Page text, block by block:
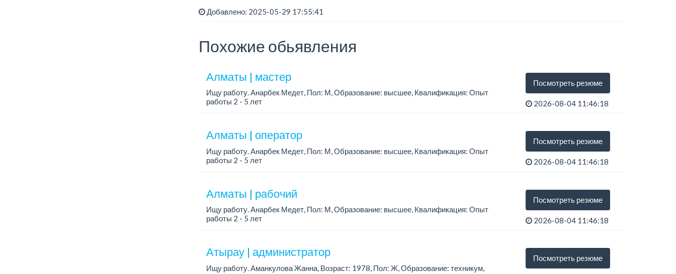
Добавлено: 2025-05-29 17:55:41
Похожие обьявления
Алматы | мастер
Ищу работу. Анарбек Медет, Пол: М, Образование: высшее, Квалификация: Опыт
работы 2 - 5 лет
Посмотреть резюме
2026-08-04 11:46:18
Алматы | оператор
Ищу работу. Анарбек Медет, Пол: М, Образование: высшее, Квалификация: Опыт
работы 2 - 5 лет
Посмотреть резюме
2026-08-04 11:46:18
Алматы | рабочий
Ищу работу. Анарбек Медет, Пол: М, Образование: высшее, Квалификация: Опыт
работы 2 - 5 лет
Посмотреть резюме
2026-08-04 11:46:18
Атырау | администратор
Ищу работу. Аманкулова Жанна, Возраст: 1978, Пол: Ж, Образование: техникум,
Посмотреть резюме